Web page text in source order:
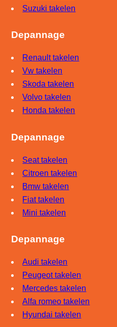
Suzuki takelen
Depannage
Renault takelen
Vw takelen
Skoda takelen
Volvo takelen
Honda takelen
Depannage
Seat takelen
Citroen takelen
Bmw takelen
Fiat takelen
Mini takelen
Depannage
Audi takelen
Peugeot takelen
Mercedes takelen
Alfa romeo takelen
Hyundai takelen